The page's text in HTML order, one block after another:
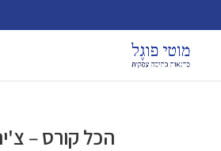
הכל קורס –